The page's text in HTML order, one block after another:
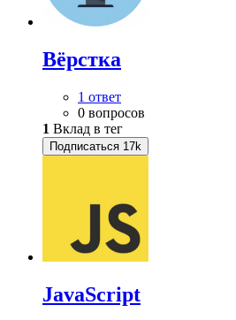
Вёрстка
1 ответ
0 вопросов
1 Вклад в тег
Подписаться 17k
JavaScript